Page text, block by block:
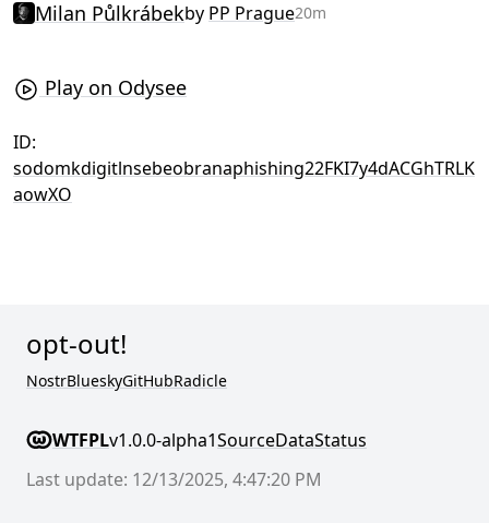
Milan Půlkrábekby PP Prague20m
Play on Odysee
ID:
sodomkdigitlnsebeobranaphishing22FKI7y4dACGhTRLK
aowXO
opt-out!
NostrBlueskyGitHubRadicle
WTFPLv1.0.0-alpha1SourceDataStatus
Last update: 12/13/2025, 4:47:20 PM